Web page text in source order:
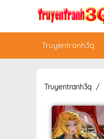
Truyentranh3q
Truyentranh3q